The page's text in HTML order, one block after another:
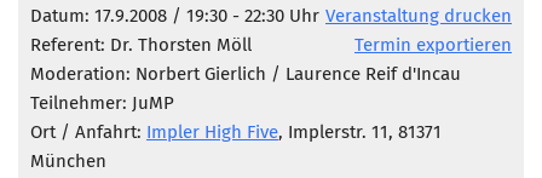
Marketing Pioniere
Arbeitsgruppen
Münchner Marketingpreis
Mentoring
Veranstaltung drucken
Termin exportieren
Datum: 17.9.2008 / 19:30 - 22:30 Uhr
Referent: Dr. Thorsten Möll
Moderation: Norbert Gierlich / Laurence Reif d'Incau
Teilnehmer: JuMP
Ort / Anfahrt: Impler High Five, Implerstr. 11, 81371
München